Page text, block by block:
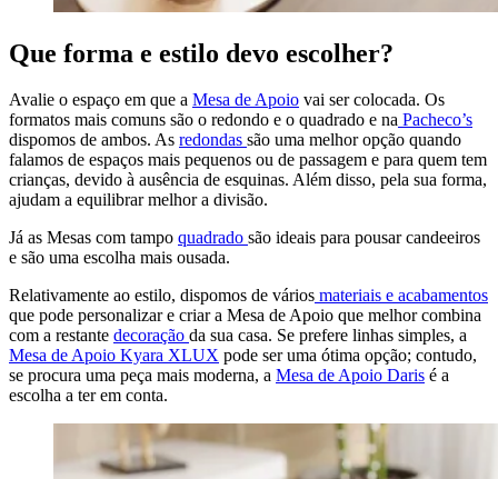
Que forma e estilo devo escolher?
Avalie o espaço em que a Mesa de Apoio vai ser colocada. Os
formatos mais comuns são o redondo e o quadrado e na Pacheco’s
dispomos de ambos. As redondas são uma melhor opção quando
falamos de espaços mais pequenos ou de passagem e para quem tem
crianças, devido à ausência de esquinas. Além disso, pela sua forma,
ajudam a equilibrar melhor a divisão.
Já as Mesas com tampo quadrado são ideais para pousar candeeiros
e são uma escolha mais ousada.
Relativamente ao estilo, dispomos de vários materiais e acabamentos
que pode personalizar e criar a Mesa de Apoio que melhor combina
com a restante decoração da sua casa. Se prefere linhas simples, a
Mesa de Apoio Kyara XLUX pode ser uma ótima opção; contudo,
se procura uma peça mais moderna, a Mesa de Apoio Daris é a
escolha a ter em conta.